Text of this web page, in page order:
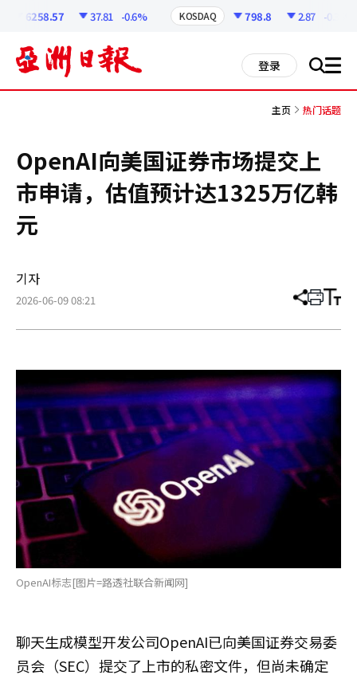
6258.57 37.81 -0.6% KOSDAQ 798.8 2.87 -0.36%
登录 搜 all
主页 热门话题
OpenAI向美国证券市场提交上
市申请，估值预计达1325万亿韩
元
기자
2026-06-09 08:21 分
章
打 调
小
OpenAI标志[图片=路透社联合新闻网]
聊天生成模型开发公司OpenAI已向美国证券交易委
员会（SEC）提交了上市的私密文件，但尚未确定